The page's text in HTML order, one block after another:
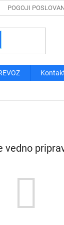
POGOJI
vedno